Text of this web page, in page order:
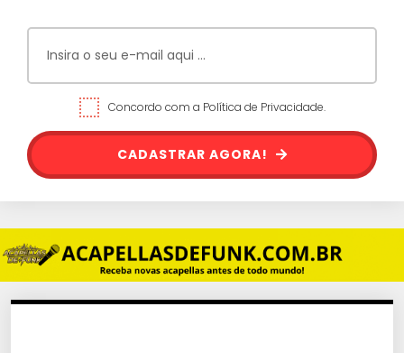
Concordo com a Política de Privacidade.
CADASTRAR AGORA!